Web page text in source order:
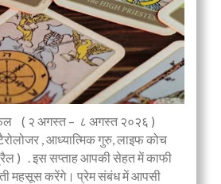
( २ अगस्त – ८ अगस्त २०२६ )
, आध्यात्मिक गुरु, लाइफ कोच
) . इस सप्ताह आपकी सेहत में काफी
महसूस करेंगे। प्रेम संबंध में आपसी